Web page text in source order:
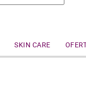
SKIN CARE